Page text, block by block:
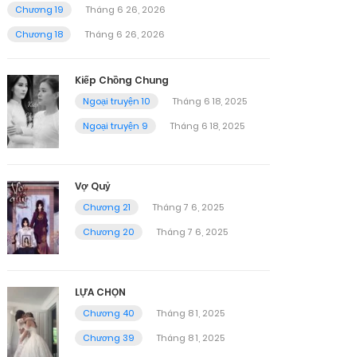
Chương 19
Tháng 6 26, 2026
Chương 18
Tháng 6 26, 2026
Kiếp Chồng Chung
Ngoại truyện 10
Tháng 6 18, 2025
Ngoại truyện 9
Tháng 6 18, 2025
Vợ Quỷ
Chương 21
Tháng 7 6, 2025
Chương 20
Tháng 7 6, 2025
LỰA CHỌN
Chương 40
Tháng 8 1, 2025
Chương 39
Tháng 8 1, 2025